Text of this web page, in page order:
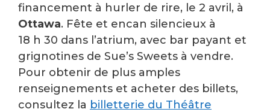
financement à hurler de rire, le 2 avril, à
Ottawa. Fête et encan silencieux à
18 h 30 dans l’atrium, avec bar payant et
grignotines de Sue’s Sweets à vendre.
Pour obtenir de plus amples
renseignements et acheter des billets,
consultez la billetterie du Théâtre